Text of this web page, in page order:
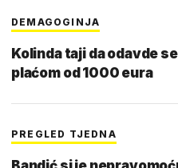
DEMAGOGINJA
Kolinda taji da odavde
plaćom od 1000 eura
PREGLED TJEDNA